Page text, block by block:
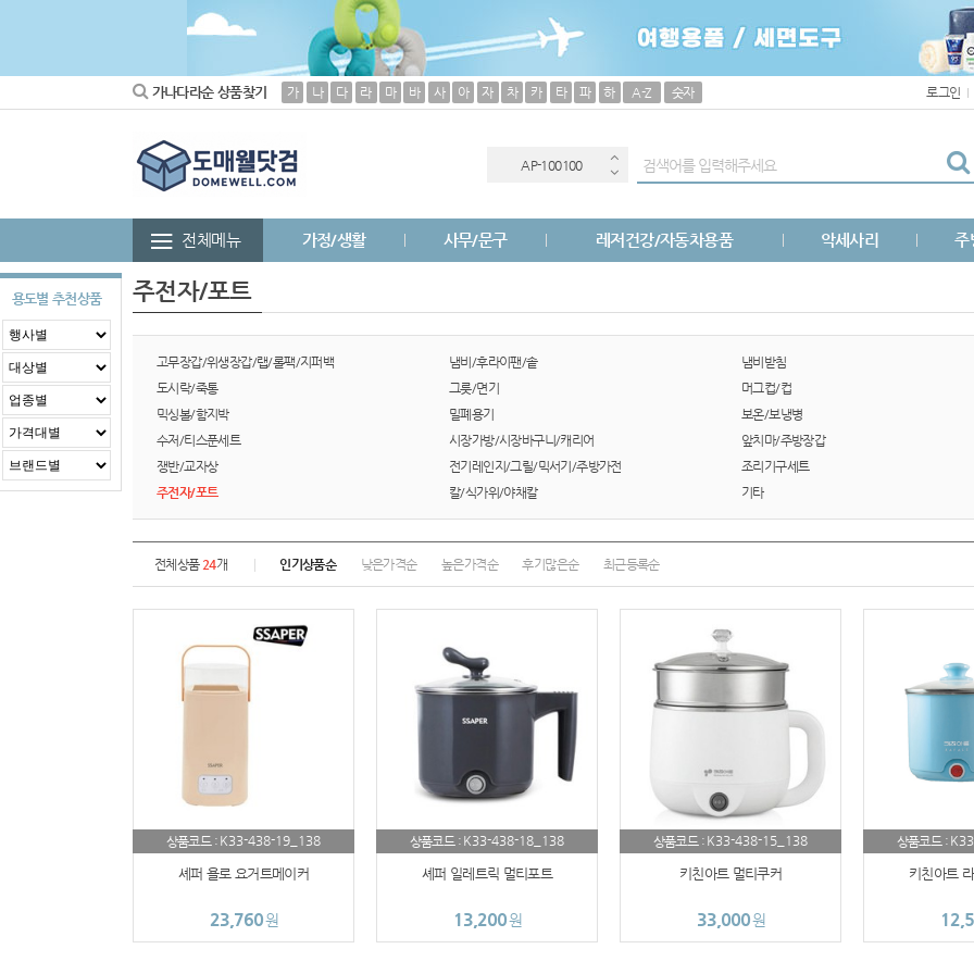
가나다라순 상품찾기 가 나 다 라 마 바 사 아 자 차 카 타 파 하 A-Z 숫자 로그인
AP-100100
AP-100025
AP-100056
AP-100040
AP-100013
AP-100036
AP-100029
AP-100121
AP-100010
AP-100110
전체메뉴 가정/생활 사무/문구 레저건강/자동차용품 악세사리 주
용도별 추천상품 주전자/포트
고무장갑/위생장갑/랩/롤팩/지퍼백 냄비/후라이팬/솥
냄비받침
도시락/죽통
그릇/면기
머그컵/컵
믹싱볼/함지박
밀폐용기
보온/보냉병
수저/티스푼세트
시장가방/시장바구니/캐리어
앞치마/주방장갑
쟁반/교자상
전기레인지/그릴/믹서기/주방가전
조리기구세트
주전자/포트
칼/식가위/야채칼 기타
전체상품 24개 인기상품순 낮은가격순 높은가격순 후기많은순 최근등록순
상품코드 : K33-438-19_138
셰퍼 욜로 요거트메이커
23,760원
상품코드 : K33-438-18_138
셰퍼 일레트릭 멀티포트
13,200원
상품코드 : K33-438-15_138
키친아트 멀티쿠커
33,000원
상품코드 :
키친아트